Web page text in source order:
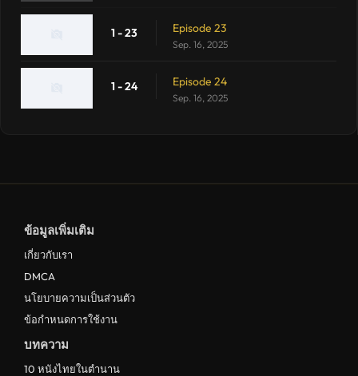
1 - 23 Episode 23
Sep. 16, 2025
1 - 24 Episode 24
Sep. 16, 2025
ข้อมูลเพิ่มเติม
เกี่ยวกับเรา
DMCA
นโยบายความเป็นส่วนตัว
ข้อกำหนดการใช้งาน
บทความ
10 หนังไทยในตำนาน